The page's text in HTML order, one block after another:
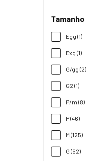
Tamanho
Egg (1)
Exg (1)
G/gg (2)
G2 (1)
P/m (8)
P (46)
M (125)
G (62)